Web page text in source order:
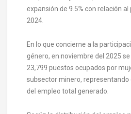
expansión de 9.5% con relación al
2024.
En lo que concierne a la
género, en noviembre del 2025
23,799 puestos ocupados por
subsector minero, representando
del empleo total generado.